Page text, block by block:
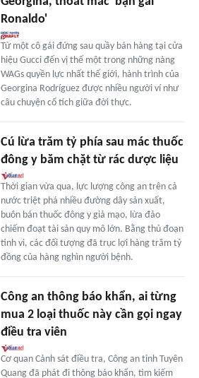
Ronaldo'
Từ một cô gái đứng sau quầy bán hàng tại cửa
hiệu Gucci đến vị thế một trong những nàng
WAGs quyền lực nhất thế giới, hành trình của
Georgina Rodríguez được nhiều người ví như
câu chuyện cổ tích giữa đời thực.
Cú lừa trăm tỷ phía sau mác thuốc
đông y băm chặt từ rác dược liệu
Thời gian vừa qua, lực lượng công an trên cả
nước triệt phá nhiều đường dây sản xuất,
buôn bán thuốc đông y giả mạo, lừa đảo
chiếm đoạt tài sản quy mô lớn. Bằng thủ đoạn
tinh vi, các đối tượng đã trục lợi hàng trăm tỷ
đồng của hàng nghìn người bệnh.
Công an thông báo khẩn, ai từng
mua 2 loại thuốc này cần gọi ngay
điều tra viên
Cơ quan Cảnh sát điều tra, Công an tỉnh Tuyên
Quang đã phát đi thông báo khẩn, tìm kiếm